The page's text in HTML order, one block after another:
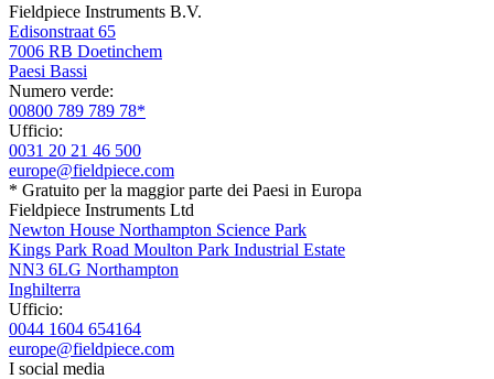
Fieldpiece Instruments B.V.
Edisonstraat 65
7006 RB Doetinchem
Paesi Bassi
Numero verde:
00800 789 789 78*
Ufficio:
0031 20 21 46 500
europe@fieldpiece.com
* Gratuito per la maggior parte dei Paesi in Europa
Fieldpiece Instruments Ltd
Newton House Northampton Science Park
Kings Park Road Moulton Park Industrial Estate
NN3 6LG Northampton
Inghilterra
Ufficio:
0044 1604 654164
europe@fieldpiece.com
I social media